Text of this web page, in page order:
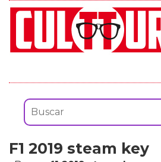
F1 2019 steam key